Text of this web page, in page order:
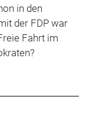
in den
der FDP war
Fahrt im